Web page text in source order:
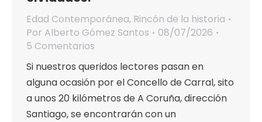
Edad Contemporánea, Rincón de la historia
Por Alberto Gómez Santos
08/07/2026
5 Comentarios
Si nuestros queridos lectores pasan en
alguna ocasión por el Concello de Carral, sito
a unos 20 kilómetros de A Coruña, dirección
Santiago, se encontrarán con un